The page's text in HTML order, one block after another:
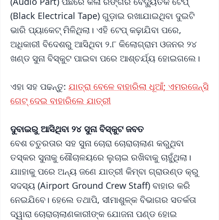
(Black Electrical Tape) ଗୁଡ଼ାଇ ରଖାଯାଇଥିବା ଦୁଇଟି
ଭାରି ପ୍ୟାକେଟ୍ ମିଳିଥିଲା। ଏହି ଟେପ୍ କଢ଼ାଯିବା ପରେ,
ଅଧିକାରୀ ବିଦେଶରୁ ଆସିଥିବା ୨.୮ କିଲୋଗ୍ରାମ ଓଜନର ୨୪
ଖଣ୍ଡ ସୁନା ବିସ୍କୁଟ ପାଇବା ପରେ ଆଶ୍ଚର୍ଯ୍ୟ ହୋଇଗଲେ।
ଏହା ସହ ପଢନ୍ତୁ: ଯାତ୍ରା ବେଳେ ବାହାରିଲା ଧୂଆଁ; ଏମରଜେନ୍ସି
ଗେଟ୍ ଦେଇ ବାହାରିଲେ ଯାତ୍ରୀ
ଦୁବାଇରୁ ଆସିଥିବା ୨୪ ସୁନା ବିସ୍କୁଟ ଜବତ
ବେଶ ଚତୁରତାର ସହ ସୁନା ଚୋରା ଚୋରାଚାଲାଣ କରୁଥିବା
ତସ୍କର ସୁନାକୁ ଶୌଚାଳୟରେ ଲୁଚାଇ ରଖିବାକୁ ଚାହୁଁଥିଲା।
ଯାାହାକୁ ପରେ ଅନ୍ୟ ଜଣେ ଯାତ୍ରୀ କିମ୍ବା ଗ୍ରାଉଣ୍ଡ କ୍ରୁ
ସଦସ୍ୟ (Airport Ground Crew Staff) ବାହାର କରି
ନେଇଯିବେ। ହେଲେ ତଥାପି, ସୀମାଶୁଳ୍କ ବିଭାଗର ସତର୍କତା
ଦ୍ୱାରା ଚୋରାଚାଲାଣକାରୀଙ୍କ ଯୋଜନା ପଣ୍ଡ ହୋଇ